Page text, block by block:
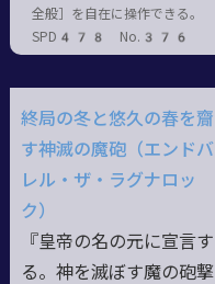
全般］を自在に操作できる。
SPD478 No.376
終局の冬と悠久の春を齎
す神滅の魔砲（エンドバ
レル・ザ・ラグナロッ
ク）
『皇帝の名の元に宣言す
る。神を滅ぼす魔の砲撃